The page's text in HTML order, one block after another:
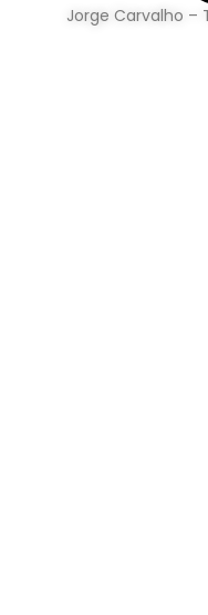
Jorge Carvalho –